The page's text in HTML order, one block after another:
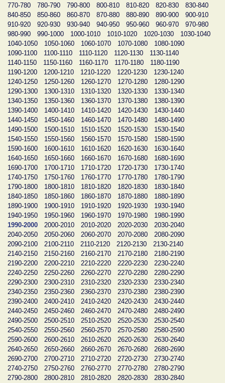
770-780 780-790 790-800 800-810 810-820 820-830
830-840
840-850
850-860 860-870 870-880 880-890 890-900
900-910
910-920
920-930 930-940 940-950 950-960 960-970
970-980
980-990
990-1000 1000-1010 1010-1020 1020-1030
1030-1040
1040-1050
1050-1060 1060-1070 1070-1080
1080-1090
1090-1100
1100-1110 1110-1120 1120-1130
1130-1140
1140-1150
1150-1160 1160-1170 1170-1180
1180-1190
1190-1200
1200-1210 1210-1220 1220-1230
1230-1240
1240-1250
1250-1260 1260-1270 1270-1280
1280-1290
1290-1300
1300-1310 1310-1320 1320-1330
1330-1340
1340-1350
1350-1360 1360-1370 1370-1380
1380-1390
1390-1400
1400-1410 1410-1420 1420-1430
1430-1440
1440-1450
1450-1460 1460-1470 1470-1480
1480-1490
1490-1500
1500-1510 1510-1520 1520-1530
1530-1540
1540-1550
1550-1560 1560-1570 1570-1580
1580-1590
1590-1600
1600-1610 1610-1620 1620-1630
1630-1640
1640-1650
1650-1660 1660-1670 1670-1680
1680-1690
1690-1700
1700-1710 1710-1720 1720-1730
1730-1740
1740-1750
1750-1760 1760-1770 1770-1780
1780-1790
1790-1800
1800-1810 1810-1820 1820-1830
1830-1840
1840-1850
1850-1860 1860-1870 1870-1880
1880-1890
1890-1900
1900-1910 1910-1920 1920-1930
1930-1940
1940-1950
1950-1960 1960-1970 1970-1980
1980-1990
1990-2000
2000-2010 2010-2020 2020-2030
2030-2040
2040-2050
2050-2060 2060-2070 2070-2080
2080-2090
2090-2100
2100-2110 2110-2120 2120-2130
2130-2140
2140-2150
2150-2160 2160-2170 2170-2180
2180-2190
2190-2200
2200-2210 2210-2220 2220-2230
2230-2240
2240-2250
2250-2260 2260-2270 2270-2280
2280-2290
2290-2300
2300-2310 2310-2320 2320-2330
2330-2340
2340-2350
2350-2360 2360-2370 2370-2380
2380-2390
2390-2400
2400-2410 2410-2420 2420-2430
2430-2440
2440-2450
2450-2460 2460-2470 2470-2480
2480-2490
2490-2500
2500-2510 2510-2520 2520-2530
2530-2540
2540-2550
2550-2560 2560-2570 2570-2580
2580-2590
2590-2600
2600-2610 2610-2620 2620-2630
2630-2640
2640-2650
2650-2660 2660-2670 2670-2680
2680-2690
2690-2700
2700-2710 2710-2720 2720-2730
2730-2740
2740-2750
2750-2760 2760-2770 2770-2780
2780-2790
2790-2800
2800-2810 2810-2820 2820-2830
2830-2840